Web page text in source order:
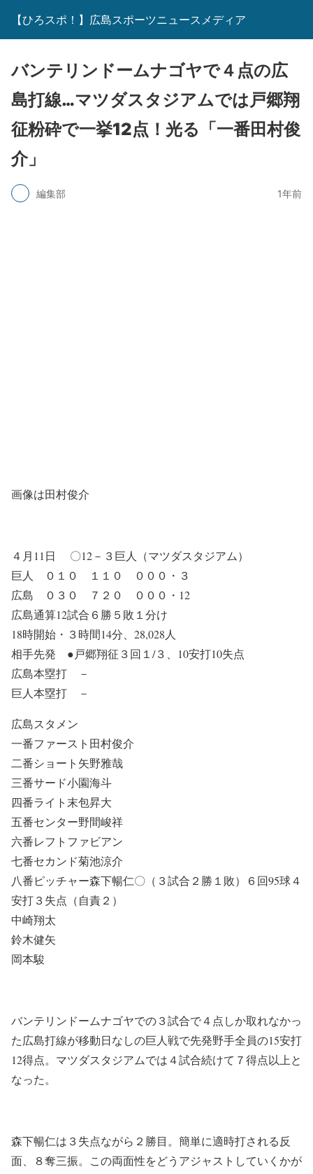
【ひろスポ！】広島スポーツニュースメディア
バンテリンドームナゴヤで４点の広
島打線…マツダスタジアムでは戸郷翔
征粉砕で一挙12点！光る「一番田村俊
介」
編集部 1年前
画像は田村俊介
４月11日 〇12－３巨人（マツダスタジアム）
巨人 ０１０ １１０ ０００・３
広島 ０３０ ７２０ ０００・12
広島通算12試合６勝５敗１分け
18時開始・３時間14分、28,028人
相手先発 ●戸郷翔征３回１/３、10安打10失点
広島本塁打 －
巨人本塁打 －
広島スタメン
一番ファースト田村俊介
二番ショート矢野雅哉
三番サード小園海斗
四番ライト末包昇大
五番センター野間峻祥
六番レフトファビアン
七番セカンド菊池涼介
八番ピッチャー森下暢仁〇（３試合２勝１敗）６回95球４
安打３失点（自責２）
中崎翔太
鈴木健矢
岡本駿
バンテリンドームナゴヤでの３試合で４点しか取れなかっ
た広島打線が移動日なしの巨人戦で先発野手全員の15安打
12得点。マツダスタジアムでは４試合続けて７得点以上と
なった。
森下暢仁は３失点ながら２勝目。簡単に適時打される反
面、８奪三振。この両面性をどうアジャストしていくかが